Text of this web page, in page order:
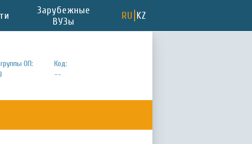
Зарубежные
ВУЗы
RU KZ
ОП:
Код:
--